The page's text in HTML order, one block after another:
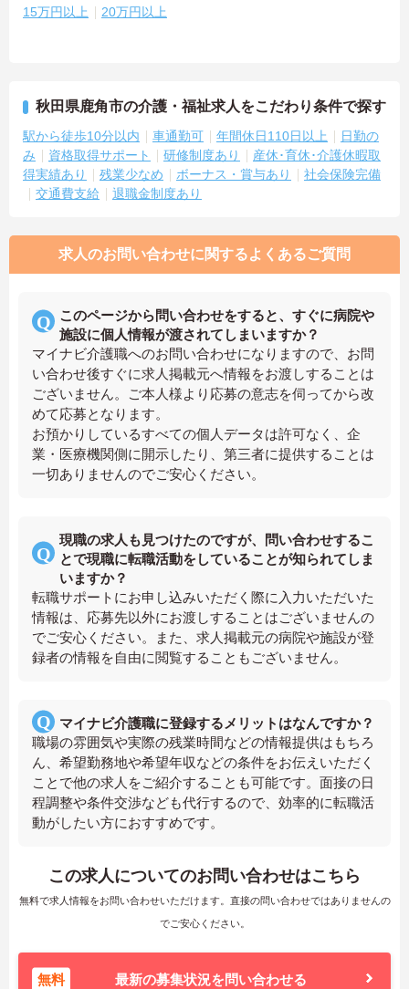
15万円以上 20万円以上
秋田県鹿角市の介護・福祉求人をこだわり条件で探す
駅から徒歩10分以内 車通勤可 年間休日110日以上
日勤の
み
資格取得サポート 研修制度あり
産休･育休･介護休暇取
得実績あり
残業少なめ ボーナス・賞与あり
社会保険完備
交通費支給
退職金制度あり
求人のお問い合わせに関するよくあるご質問
このページから問い合わせをすると、すぐに病院や
施設に個人情報が渡されてしまいますか？
マイナビ介護職へのお問い合わせになりますので、お問
い合わせ後すぐに求人掲載元へ情報をお渡しすることは
ございません。ご本人様より応募の意志を伺ってから改
めて応募となります。
お預かりしているすべての個人データは許可なく、企
業・医療機関側に開示したり、第三者に提供することは
一切ありませんのでご安心ください。
現職の求人も見つけたのですが、問い合わせするこ
とで現職に転職活動をしていることが知られてしま
いますか？
転職サポートにお申し込みいただく際に入力いただいた
情報は、応募先以外にお渡しすることはございませんの
でご安心ください。また、求人掲載元の病院や施設が登
録者の情報を自由に閲覧することもございません。
マイナビ介護職に登録するメリットはなんですか？
職場の雰囲気や実際の残業時間などの情報提供はもちろ
ん、希望勤務地や希望年収などの条件をお伝えいただく
ことで他の求人をご紹介することも可能です。面接の日
程調整や条件交渉なども代行するので、効率的に転職活
動がしたい方におすすめです。
この求人についてのお問い合わせはこちら
無料で求人情報をお問い合わせいただけます。直接の問い合わせではありませんの
でご安心ください。
無料 最新の募集状況を問い合わせる